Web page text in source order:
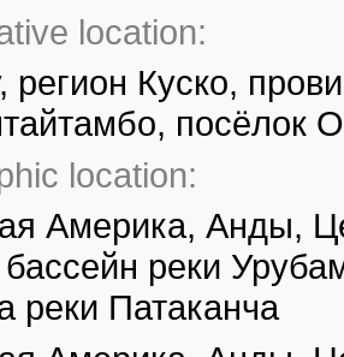
location:
регион Куско,
посёлок
location:
Америка, Анды,
реки
реки Патаканча